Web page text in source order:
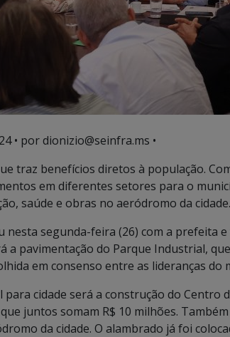
• por dionizio@seinfra.ms •
traz benefícios diretos à população.
em diferentes setores para o
saúde e obras no aeródromo da cidade.
segunda-feira (26) com a prefeita e
a pavimentação do Parque Industrial,
em consenso entre as lideranças do
cidade será a construção do Centro
juntos somam R$ 10 milhões.
da cidade. O alambrado já foi